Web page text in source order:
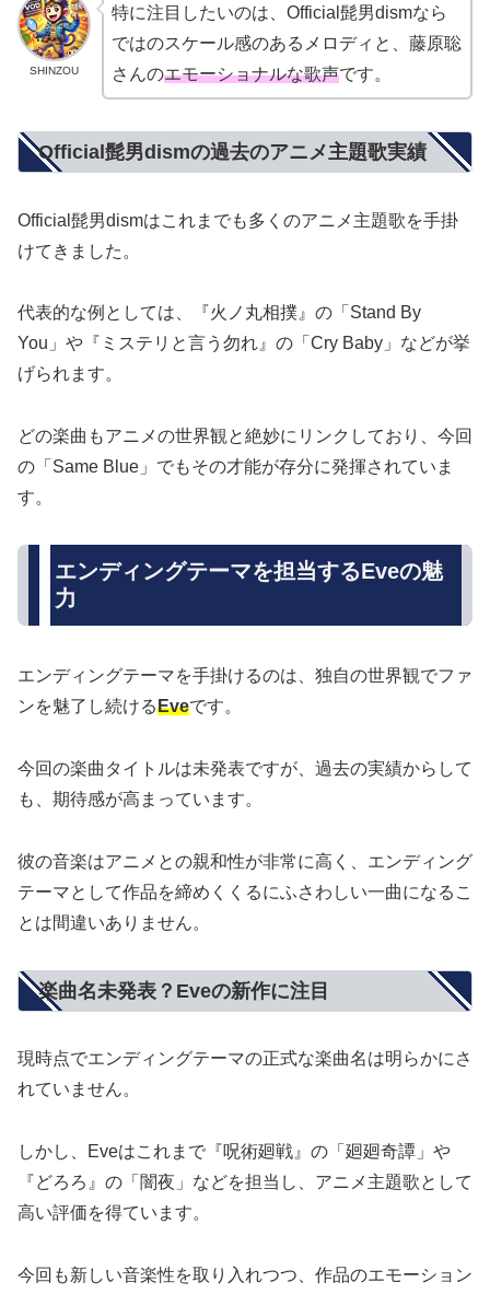
SHINZOU
特に注目したいのは、Official髭男dismなら
ではのスケール感のあるメロディと、藤原聡
さんのエモーショナルな歌声です。
Official髭男dismの過去のアニメ主題歌実績
Official髭男dismはこれまでも多くのアニメ主題歌を手掛
けてきました。
代表的な例としては、『火ノ丸相撲』の「Stand By
You」や『ミステリと言う勿れ』の「Cry Baby」などが挙
げられます。
どの楽曲もアニメの世界観と絶妙にリンクしており、今回
の「Same Blue」でもその才能が存分に発揮されていま
す。
エンディングテーマを担当するEveの魅
力
エンディングテーマを手掛けるのは、独自の世界観でファ
ンを魅了し続けるEveです。
今回の楽曲タイトルは未発表ですが、過去の実績からして
も、期待感が高まっています。
彼の音楽はアニメとの親和性が非常に高く、エンディング
テーマとして作品を締めくくるにふさわしい一曲になるこ
とは間違いありません。
楽曲名未発表？Eveの新作に注目
現時点でエンディングテーマの正式な楽曲名は明らかにさ
れていません。
しかし、Eveはこれまで『呪術廻戦』の「廻廻奇譚」や
『どろろ』の「闇夜」などを担当し、アニメ主題歌として
高い評価を得ています。
今回も新しい音楽性を取り入れつつ、作品のエモーション